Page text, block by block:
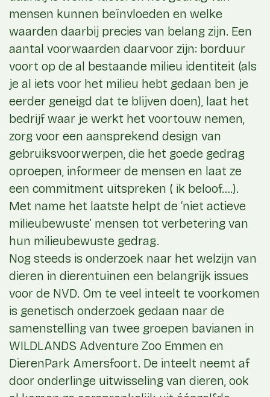
mensen kunnen beïnvloeden en welke
waarden daarbij precies van belang zijn. Een
aantal voorwaarden daarvoor zijn: borduur
voort op de al bestaande milieu identiteit (als
je al iets voor het milieu hebt gedaan ben je
eerder geneigd dat te blijven doen), laat het
bedrijf waar je werkt het voortouw nemen,
zorg voor een aansprekend design van
gebruiksvoorwerpen, die het goede gedrag
oproepen, informeer de mensen en laat ze
een commitment uitspreken ( ik beloof….).
Met name het laatste helpt de ‘niet actieve
milieubewuste’ mensen tot verbetering van
hun milieubewuste gedrag.
Nog steeds is onderzoek naar het welzijn van
dieren in dierentuinen een belangrijk issues
voor de NVD. Om te veel inteelt te voorkomen
is genetisch onderzoek gedaan naar de
samenstelling van twee groepen bavianen in
WILDLANDS Adventure Zoo Emmen en
DierenPark Amersfoort. De inteelt neemt af
door onderlinge uitwisseling van dieren, ook